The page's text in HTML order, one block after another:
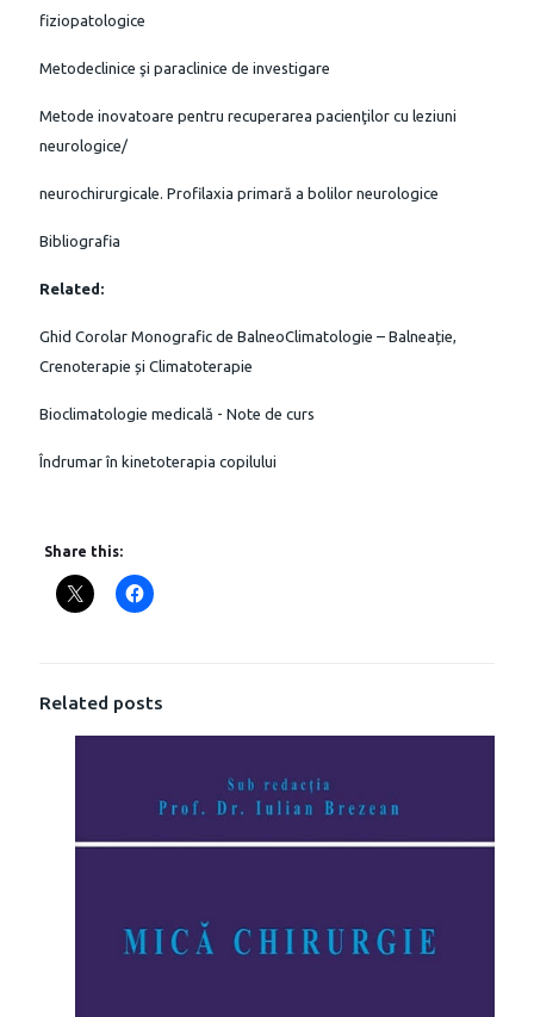
fiziopatologice
Metodeclinice şi paraclinice de investigare
Metode inovatoare pentru recuperarea pacienţilor cu leziuni
neurologice/
neurochirurgicale. Profilaxia primară a bolilor neurologice
Bibliografia
Related:
Ghid Corolar Monografic de BalneoClimatologie – Balneație,
Crenoterapie și Climatoterapie
Bioclimatologie medicală - Note de curs
Îndrumar în kinetoterapia copilului
Share this:
Related posts